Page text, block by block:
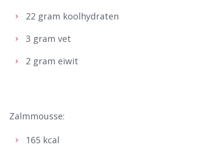
22 gram koolhydraten
3 gram vet
2 gram eiwit
Zalmmousse:
165 kcal